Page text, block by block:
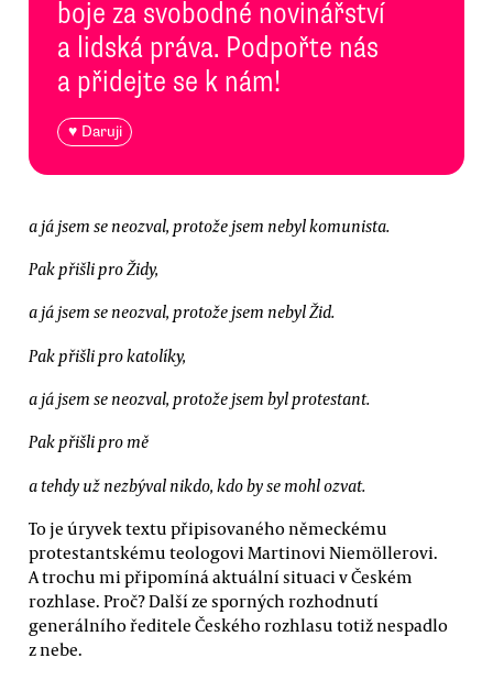
boje za svobodné novinářství
a lidská práva. Podpořte nás
a přidejte se k nám!
♥ Daruji
a já jsem se neozval, protože jsem nebyl komunista.
Pak přišli pro Židy,
a já jsem se neozval, protože jsem nebyl Žid.
Pak přišli pro katolíky,
a já jsem se neozval, protože jsem byl protestant.
Pak přišli pro mě
a tehdy už nezbýval nikdo, kdo by se mohl ozvat.
To je úryvek textu připisovaného německému
protestantskému teologovi Martinovi Niemöllerovi.
A trochu mi připomíná aktuální situaci v Českém
rozhlase. Proč? Další ze sporných rozhodnutí
generálního ředitele Českého rozhlasu totiž nespadlo
z nebe.